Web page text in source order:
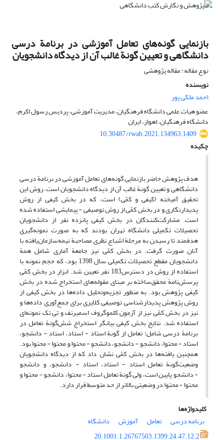
بازنمایی گونه‌های تعامل آموزشی در برنامة درسی
دانشگاهی و تعیین گونة غالب آن از دیدگاه دانشجویان
نوع مقاله : مقاله پژوهشی
نویسنده
احمد ملکی پور
عضو هیات علمی دانشگاه فرهنگیان، مدیریت آموزشی، پردیس رسول اکرم،
دانشگاه فرهنگیان، اهواز، ایران
10.30487/rwab.2021.134963.1409
چکیده
هدف پژوهش حاضر بازنمایی گونه‌های تعامل آموزشی در برنامة درسی
دانشگاهی و تعیین گونة غالب آن از دیدگاه دانشجویان است. روش این
تحقیق آمیخته (کیفی و کمّی) است، که در بخش کیفی از روش
پدیدارنگاری و در بخش کمّی از روش توصیفی - پیمایشی استفاده شده
است. مشارکت‌کنندگان در بخش کیفی پانزده نفر از دانشجویان
تحصیلات تکمیلی دانشگاه تهران بودند که به صورت نمونه‌گیری
هدفمند تا رسیدن به مرحلة اشباع نظری مصاحبة نیمه‌سازمان‌یافته با
آنان صورت گرفت. در بخش کمّی نیز جامعة آماری شامل همة
دانشجویان مقطع تحصیلات تکمیلی سال 1398 بود، که حجم نمونه با
استفاده از روش در دسترس183 نفر تعیین شد. ابزار در بخش کمّی
پرسش‌نامة محقق‌ساخته بر مبنای مقوله‌های استخراج شده در بخش
کیفی پژوهش بود. به منظور تجزیه‌وتحلیل داده‌ها در بخش کیفی از
روش پژوهش پدیدارشناسی توصیفی کلایزی برای جمع‌آوری داده‌ها و
نیز در بخش کمّی نیز از آزمون کلموگروف اسمیرنف و تی تک نمونه‌ای
استفاده شد. نتایج بخش کیفی بیانگر استخراج شش‌گونة تعامل در
برنامة درسی شامل: تعامل از گونة استاد - استاد، استاد - دانشجو،
استاد - محتوا، دانشجو - دانشجو، دانشجو - محتوا و محتوا - محتوا بود.
همچنین یافته‌ها در بخش کمّی نشان داد که از دیدگاه دانشجویان
وضعیت‌گونة تعامل استاد - استاد، استاد - دانشجو، و دانشجو
- دانشجو پایین است، ولی گونة تعامل استاد - محتوا، دانشجو - محتوا و
محتوا - محتوا در وضعیتی بالاتر از حد متوسط قرار دارد.
کلیدواژه‌ها
برنامه درسی
تعامل آموزش
دانشگاه
20.1001.1.26767503.1399.24.47.12.2